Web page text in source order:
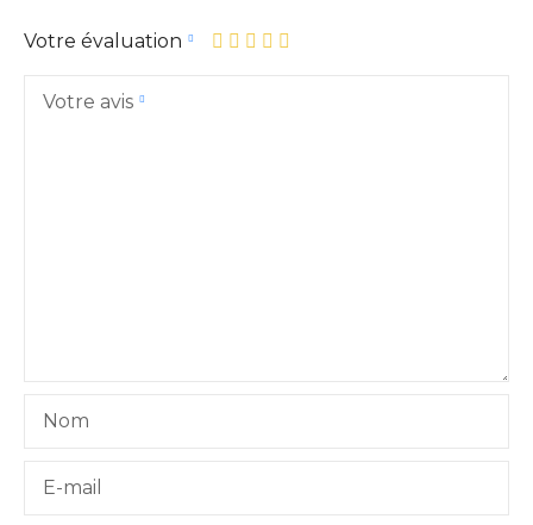
Votre évaluation
Votre avis
Nom
E-mail